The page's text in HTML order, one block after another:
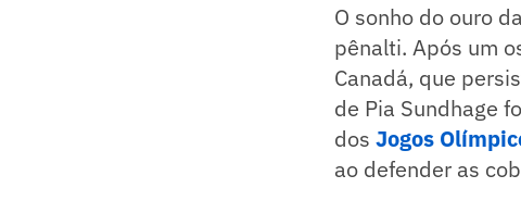
O sonho do ouro da
pênalti. Após um
Canadá, que
de Pia Sundhage
dos Jogos
ao defender as